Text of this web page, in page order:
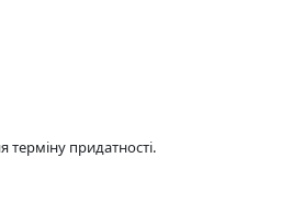
терміну придатності.